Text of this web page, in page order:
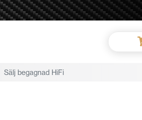
Sälj begagnad HiFi